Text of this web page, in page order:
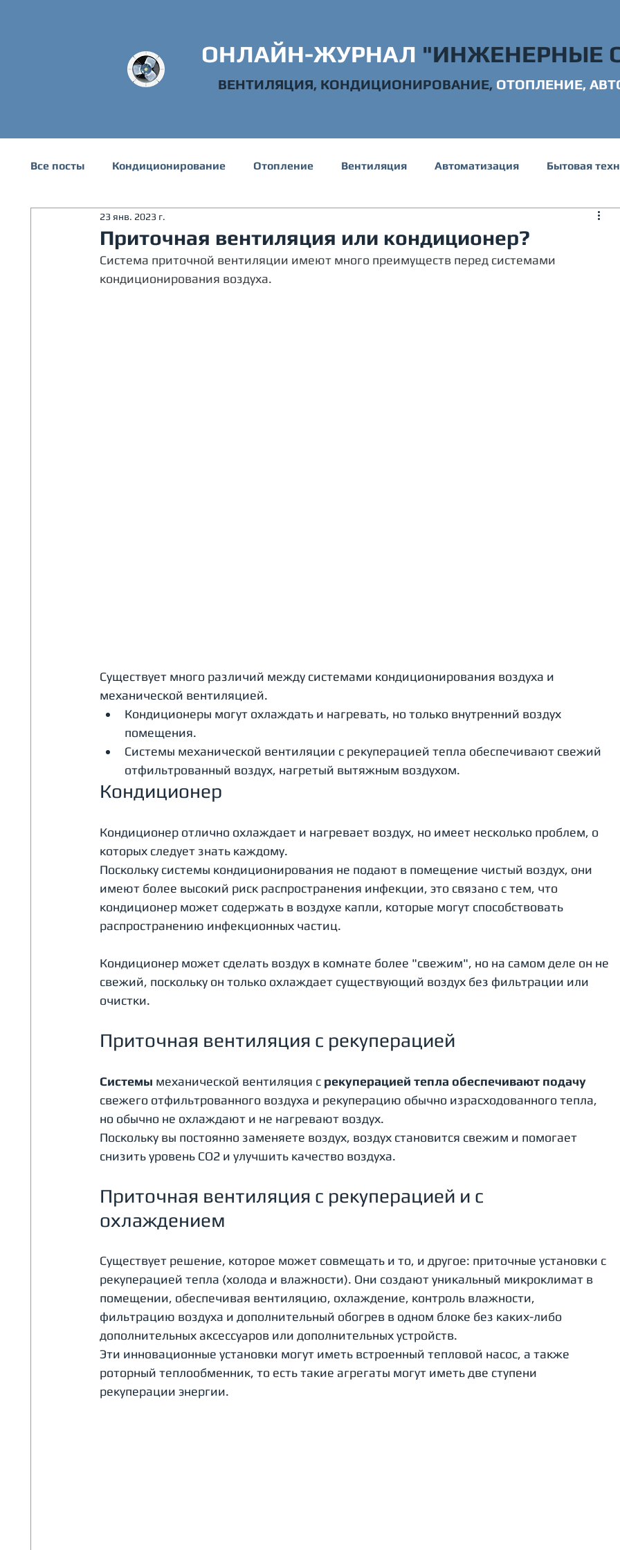
ОНЛАЙН-ЖУРНАЛ "ИНЖЕНЕРНЫЕ
ВЕНТИЛЯЦИЯ, КОНДИЦИОНИРОВАНИЕ, ОТОПЛЕНИЕ,
Все посты Кондиционирование Отопление Вентиляция Автоматизация Бытовая
Техническая информация
Приточная вентиляция или кондиционер?
23 янв. 2023 г.
Система приточной вентиляции имеют много преимуществ перед системами
кондиционирования воздуха.
Существует много различий между системами кондиционирования воздуха и
механической вентиляцией.
Кондиционеры могут охлаждать и нагревать, но только внутренний воздух
помещения.
Системы механической вентиляции с рекуперацией тепла обеспечивают свежий
отфильтрованный воздух, нагретый вытяжным воздухом.
Кондиционер
Кондиционер отлично охлаждает и нагревает воздух, но имеет несколько проблем, о
которых следует знать каждому.
Поскольку системы кондиционирования не подают в помещение чистый воздух, они
имеют более высокий риск распространения инфекции, это связано с тем, что
кондиционер может содержать в воздухе капли, которые могут способствовать
распространению инфекционных частиц.
Кондиционер может сделать воздух в комнате более "свежим", но на самом деле он не
свежий, поскольку он только охлаждает существующий воздух без фильтрации или
очистки.
Приточная вентиляция с рекуперацией
Системы механической вентиляция с рекуперацией тепла обеспечивают подачу
свежего отфильтрованного воздуха и рекуперацию обычно израсходованного тепла,
но обычно не охлаждают и не нагревают воздух.
Поскольку вы постоянно заменяете воздух, воздух становится свежим и помогает
снизить уровень СО2 и улучшить качество воздуха.
Приточная вентиляция с рекуперацией и с
охлаждением
Существует решение, которое может совмещать и то, и другое: приточные установки с
рекуперацией тепла (холода и влажности). Они создают уникальный микроклимат в
помещении, обеспечивая вентиляцию, охлаждение, контроль влажности,
фильтрацию воздуха и дополнительный обогрев в одном блоке без каких-либо
дополнительных аксессуаров или дополнительных устройств.
Эти инновационные установки могут иметь встроенный тепловой насос, а также
роторный теплообменник, то есть такие агрегаты могут иметь две ступени
рекуперации энергии.